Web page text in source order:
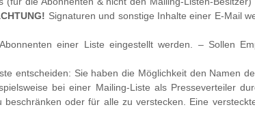
Signaturen und sonstige Inhalte einer E-Mail
einer Liste eingestellt werden. – Sollen
entscheiden: Sie haben die Möglichkeit den Namen
bei einer Mailing-Liste als Presseverteiler
beschränken oder für alle zu verstecken. Eine